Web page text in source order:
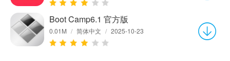
Boot Camp6.1 官方版
0.01M / 简体中文 / 2025-10-23